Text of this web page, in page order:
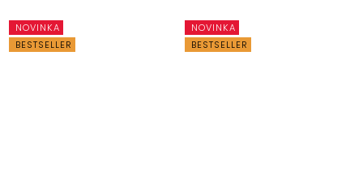
NOVINKA
BESTSELLER
NOVINKA
BESTSELLER